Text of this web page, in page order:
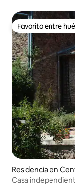
Favorito entre
Favorito entre
Residencia en
Casa